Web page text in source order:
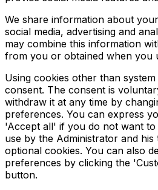
We share information about
social media, advertising and
may combine this information
from you or obtained when you
Using cookies other than
consent. The consent is
withdraw it at any time by
preferences. You can express
'Accept all' if you do not want
use by the Administrator and
optional cookies. You can also
preferences by clicking the
button.